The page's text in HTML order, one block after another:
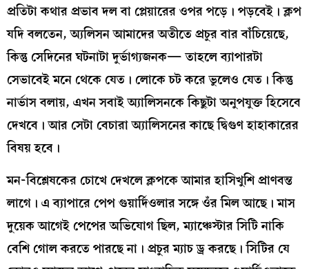
প্রতিটা কথার প্রভাব দল বা প্লেয়ারের ওপর পড়ে। পড়বেই। ক্লপ
যদি বলতেন, অ্যলিসন আমাদের অতীতে প্রচুর বার বাঁচিয়েছে,
কিন্তু সেদিনের ঘটনাটা দুর্ভাগ্যজনক— তাহলে ব্যাপারটা
সেভাবেই মনে থেকে যেত। লোকে চট করে ভুলেও যেত। কিন্তু
নার্ভাস বলায়, এখন সবাই অ্যালিসনকে কিছুটা অনুপযুক্ত হিসেবে
দেখবে। আর সেটা বেচারা অ্যালিসনের কাছে দ্বিগুণ হাহাকারের
বিষয় হবে।
মন-বিশ্লেষকের চোখে দেখলে ক্লপকে আমার হাসিখুশি প্রাণবন্ত
লাগে। এ ব্যাপারে পেপ গুয়ার্দিওলার সঙ্গে ওঁর মিল আছে। মাস
দুয়েক আগেই পেপের অভিযোগ ছিল, ম্যাঞ্চেস্টার সিটি নাকি
বেশি গোল করতে পারছে না। প্রচুর ম্যাচ ড্র করছে। সিটির যে